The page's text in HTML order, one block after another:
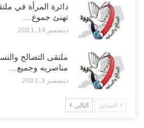
دائرة المرأة في
تهنئ جموع…
ديسمبر 14, 2021
ملتقى التصالح
مناصريه وجميع…
ديسمبر 3, 2021
السابق التالي